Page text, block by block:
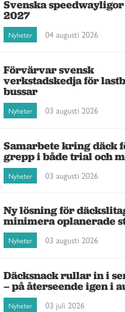
Svenska
2027
Nyheter 04 augusti 2026
Förvärvar svensk
verkstadskedja för
bussar
Nyheter 03 augusti 2026
Samarbete kring däck
grepp i både trial och
Nyheter 03 augusti 2026
Ny lösning för
minimera oplanerade
Nyheter 03 augusti 2026
Däcksnack rullar in i
– på återseende igen i
Nyheter 03 juli 2026